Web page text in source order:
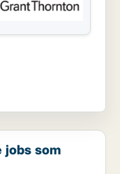
jobs som